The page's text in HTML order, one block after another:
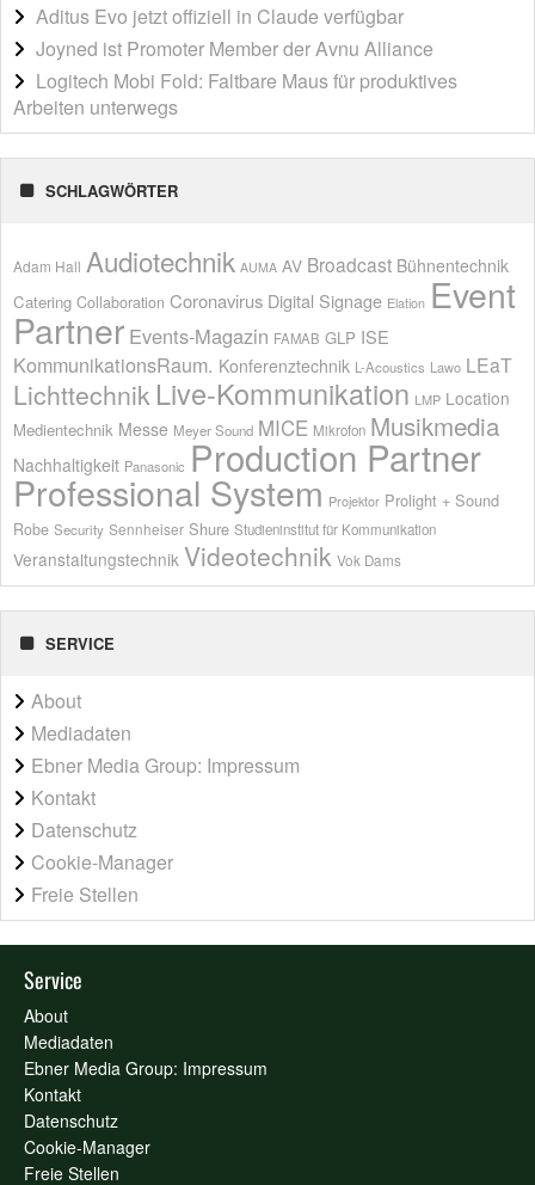
Aditus Evo jetzt offiziell in Claude verfügbar
Joyned ist Promoter Member der Avnu Alliance
Logitech Mobi Fold: Faltbare Maus für produktives
Arbeiten unterwegs
SCHLAGWÖRTER
Adam Hall Audiotechnik AUMA AV Broadcast Bühnentechnik
Catering Collaboration Coronavirus Digital Signage Elation Event
Partner Events-Magazin FAMAB GLP ISE
KommunikationsRaum. Konferenztechnik L-Acoustics Lawo LEaT
Lichttechnik Live-Kommunikation LMP Location
Medientechnik Messe Meyer Sound MICE Mikrofon Musikmedia
Nachhaltigkeit Panasonic Production Partner
Professional System Projektor Prolight + Sound
Robe Security Sennheiser Shure Studieninstitut für Kommunikation
Veranstaltungstechnik Videotechnik Vok Dams
SERVICE
About
Mediadaten
Ebner Media Group: Impressum
Kontakt
Datenschutz
Cookie-Manager
Freie Stellen
Service
About
Mediadaten
Ebner Media Group: Impressum
Kontakt
Datenschutz
Cookie-Manager
Freie Stellen